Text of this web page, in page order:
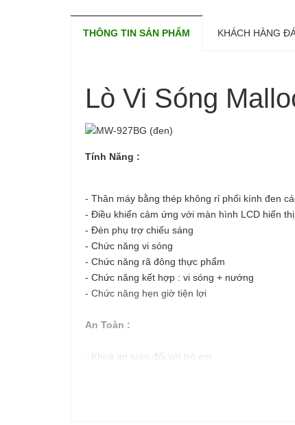
THÔNG TIN SẢN PHẨM KHÁCH HÀNG
Lò Vi Sóng
Tính Năng :
- Thân máy bằng thép không rỉ phối kính đen
- Điều khiển cảm ứng với màn hình LCD hiển
- Đèn phụ trợ chiếu sáng
- Chức năng vi sóng
- Chức năng rã đông thực phẩm
- Chức năng kết hợp : vi sóng + nướng
- Chức năng hẹn giờ tiện lợi
An Toàn :
- Khoá an toàn đối với trẻ em